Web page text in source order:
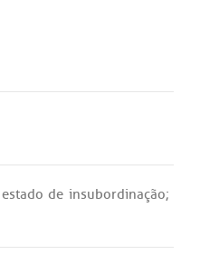
estado de insubordinação;